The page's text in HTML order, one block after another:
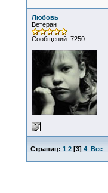
Любовь
Ветеран
Сообщений: 7250
Страниц: 1 2[3] 4 Все